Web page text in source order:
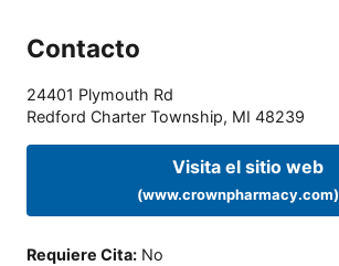
Contacto
24401 Plymouth Rd
Redford Charter Township, MI 48239
Visita el sitio web
(www.crownpharmacy.com)
Requiere Cita: No